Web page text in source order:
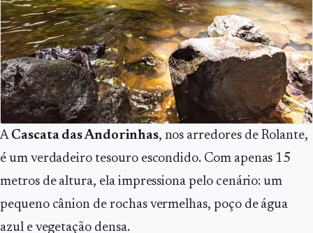
A Cascata das Andorinhas, nos arredores de Rolante,
é um verdadeiro tesouro escondido. Com apenas 15
metros de altura, ela impressiona pelo cenário: um
pequeno cânion de rochas vermelhas, poço de água
azul e vegetação densa.